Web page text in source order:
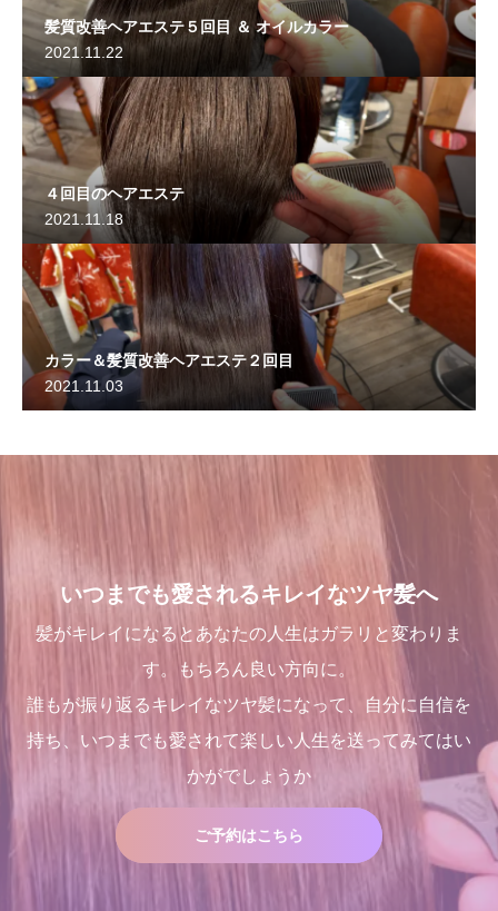
髪質改善ヘアエステ５回目 ＆ オイルカラー
2021.11.22
４回目のヘアエステ
2021.11.18
カラー＆髪質改善ヘアエステ２回目
2021.11.03
いつまでも愛されるキレイなツヤ髪へ
髪がキレイになるとあなたの人生はガラリと変わりま
す。もちろん良い方向に。
誰もが振り返るキレイなツヤ髪になって、自分に自信を
持ち、いつまでも愛されて楽しい人生を送ってみてはい
かがでしょうか
ご予約はこちら